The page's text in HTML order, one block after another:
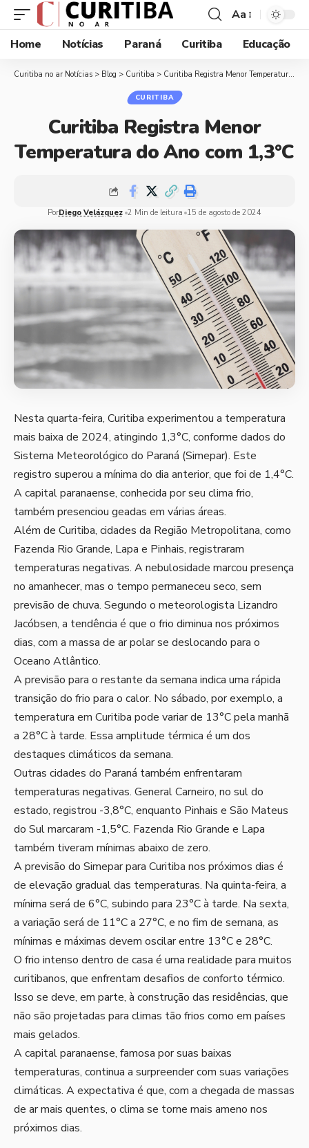
Aa
Home
Notícias Paraná Curitiba Educação
Curitiba no ar Notícias > Blog > Curitiba > Curitiba Registra Menor Temperatura do Ano com 1,3°C
CURITIBA
Curitiba Registra Menor
Temperatura do Ano com 1,3°C
PorDiego Velázquez 2 Min de leitura 15 de agosto de 2024
Nesta quarta-feira, Curitiba experimentou a temperatura
mais baixa de 2024, atingindo 1,3°C, conforme dados do
Sistema Meteorológico do Paraná (Simepar). Este
registro superou a mínima do dia anterior, que foi de 1,4°C.
A capital paranaense, conhecida por seu clima frio,
também presenciou geadas em várias áreas.
Além de Curitiba, cidades da Região Metropolitana, como
Fazenda Rio Grande, Lapa e Pinhais, registraram
temperaturas negativas. A nebulosidade marcou presença
no amanhecer, mas o tempo permaneceu seco, sem
previsão de chuva. Segundo o meteorologista Lizandro
Jacóbsen, a tendência é que o frio diminua nos próximos
dias, com a massa de ar polar se deslocando para o
Oceano Atlântico.
A previsão para o restante da semana indica uma rápida
transição do frio para o calor. No sábado, por exemplo, a
temperatura em Curitiba pode variar de 13°C pela manhã
a 28°C à tarde. Essa amplitude térmica é um dos
destaques climáticos da semana.
Outras cidades do Paraná também enfrentaram
temperaturas negativas. General Carneiro, no sul do
estado, registrou -3,8°C, enquanto Pinhais e São Mateus
do Sul marcaram -1,5°C. Fazenda Rio Grande e Lapa
também tiveram mínimas abaixo de zero.
A previsão do Simepar para Curitiba nos próximos dias é
de elevação gradual das temperaturas. Na quinta-feira, a
mínima será de 6°C, subindo para 23°C à tarde. Na sexta,
a variação será de 11°C a 27°C, e no fim de semana, as
mínimas e máximas devem oscilar entre 13°C e 28°C.
O frio intenso dentro de casa é uma realidade para muitos
curitibanos, que enfrentam desafios de conforto térmico.
Isso se deve, em parte, à construção das residências, que
não são projetadas para climas tão frios como em países
mais gelados.
A capital paranaense, famosa por suas baixas
temperaturas, continua a surpreender com suas variações
climáticas. A expectativa é que, com a chegada de massas
de ar mais quentes, o clima se torne mais ameno nos
próximos dias.